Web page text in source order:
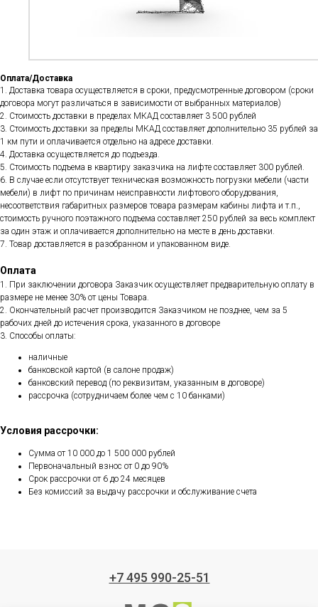
Оплата/Доставка
1. Доставка товара осуществляется в сроки, предусмотренные договором (сроки
договора могут различаться в зависимости от выбранных материалов)
2. Стоимость доставки в пределах МКАД составляет 3 500 рублей
3. Стоимость доставки за пределы МКАД составляет дополнительно 35 рублей за
1 км пути и оплачивается отдельно на адресе доставки.
4. Доставка осуществляется до подъезда.
5. Стоимость подъема в квартиру заказчика на лифте составляет 300 рублей.
6. В случае если отсутствует техническая возможность погрузки мебели (части
мебели) в лифт по причинам неисправности лифтового оборудования,
несоответствия габаритных размеров товара размерам кабины лифта и т.п.,
стоимость ручного поэтажного подъема составляет 250 рублей за весь комплект
за один этаж и оплачивается дополнительно на месте в день доставки.
7. Товар доставляется в разобранном и упакованном виде.
Оплата
1. При заключении договора Заказчик осуществляет предварительную оплату в
размере не менее 30% от цены Товара.
2. Окончательный расчет производится Заказчиком не позднее, чем за 5
рабочих дней до истечения срока, указанного в договоре
3. Способы оплаты:
наличные
банковской картой (в салоне продаж)
банковский перевод (по реквизитам, указанным в договоре)
рассрочка (сотрудничаем более чем с 10 банками)
Условия рассрочки:
Сумма от 10 000 до 1 500 000 рублей
Первоначальный взнос от 0 до 90%
Срок рассрочки от 6 до 24 месяцев
Без комиссий за выдачу рассрочки и обслуживание счета
+7 495 990-25-51